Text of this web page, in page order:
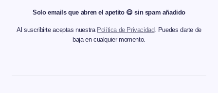
Solo emails que abren el apetito 😋 sin spam añadido
Al suscribirte aceptas nuestra Política de Privacidad. Puedes darte de
baja en cualquier momento.